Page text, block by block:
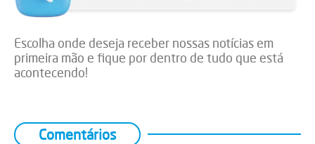
Escolha onde deseja receber nossas notícias em
primeira mão e fique por dentro de tudo que está
acontecendo!
Comentários